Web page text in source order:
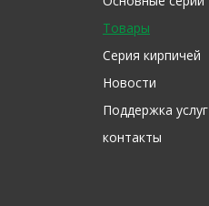
Товары
Серия кирпичей
Новости
Поддержка услуг
контакты